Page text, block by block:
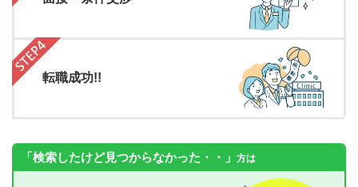
転職成功!!
「検索したけど見つからなかった・・」 方は